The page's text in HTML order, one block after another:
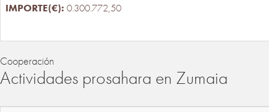
0.300.772,50
Cooperación
Actividades prosahara en Zumaia